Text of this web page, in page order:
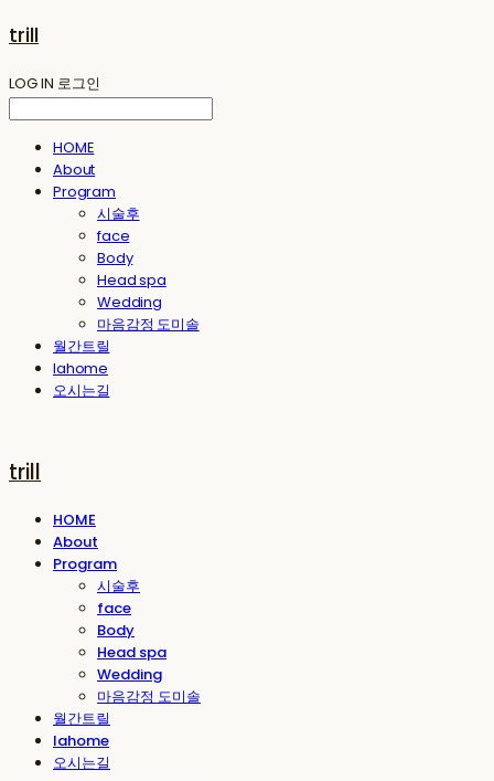
trill
LOG IN 로그인
HOME
About
Program
시술후
face
Body
Head spa
Wedding
마음감정 도미솔
월간트릴
lahome
오시는길
trill
HOME
About
Program
시술후
face
Body
Head spa
Wedding
마음감정 도미솔
월간트릴
lahome
오시는길